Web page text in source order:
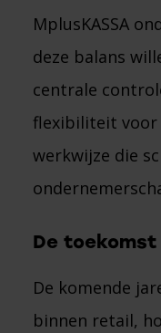
MplusKASSA
deze balans
centrale
flexibiliteit voor
werkwijze die
De toekomst
De komende
binnen retail,